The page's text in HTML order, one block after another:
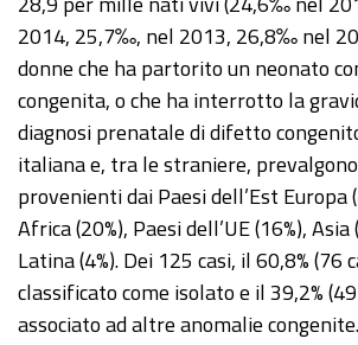
2014, 25,7‰, nel 2013, 26,8‰ nel
donne che ha partorito un neonato
congenita, o che ha interrotto la
diagnosi prenatale di difetto
italiana e, tra le straniere,
provenienti dai Paesi dell’Est Europa
Africa (20%), Paesi dell’UE (16%),
Latina (4%). Dei 125 casi, il 60,8% (76
classificato come isolato e il 39,2%
associato ad altre anomalie